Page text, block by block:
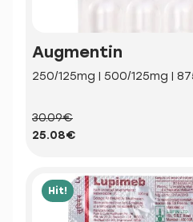
Augmentin
250/125mg | 500/125mg |
30.09€
25.08€
Hit!